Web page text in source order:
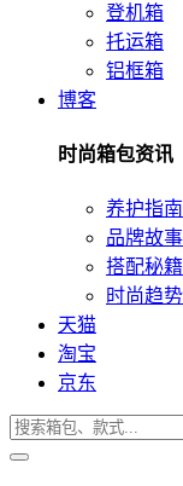
登机箱
托运箱
铝框箱
博客
时尚箱包资讯
养护指南
品牌故事
搭配秘籍
时尚趋势
天猫
淘宝
京东